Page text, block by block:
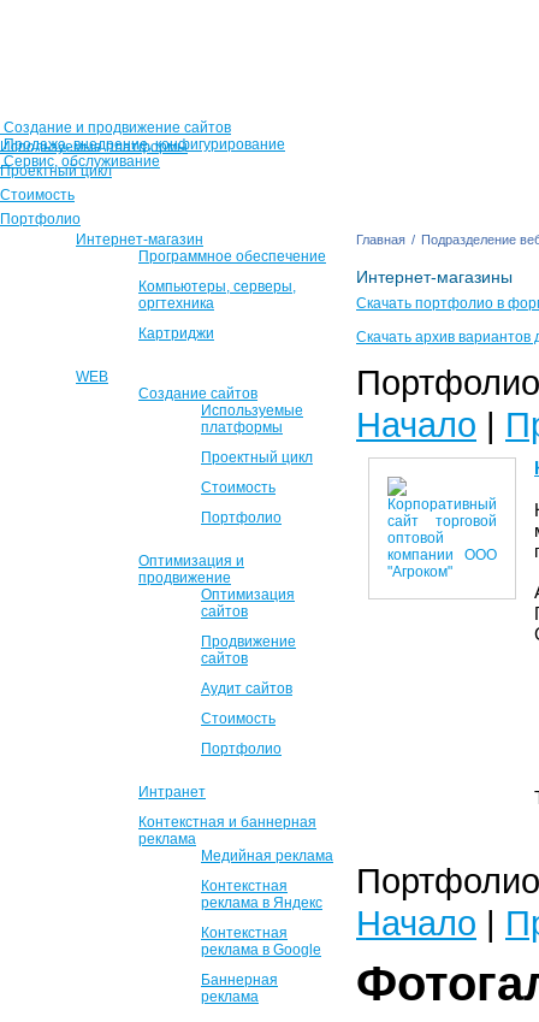
Создание и продвижение сайтов
Продажа, внедрение, конфигурирование
Сервис, обслуживание
Используемые платформы
Проектный цикл
Стоимость
Портфолио
Интернет-магазин
Программное обеспечение
Компьютеры, серверы,
оргтехника
Картриджи
WEB
Создание сайтов
Используемые
платформы
Проектный цикл
Стоимость
Портфолио
Оптимизация и
продвижение
Оптимизация
сайтов
Продвижение
сайтов
Аудит сайтов
Стоимость
Портфолио
Интранет
Контекстная и баннерная
реклама
Медийная реклама
Контекстная
реклама в Яндекс
Контекстная
реклама в Google
Баннерная
реклама
Главная / Подразделение
Интернет-магазины
Скачать портфолио в
Скачать архив вариантов
Начало |
Начало |